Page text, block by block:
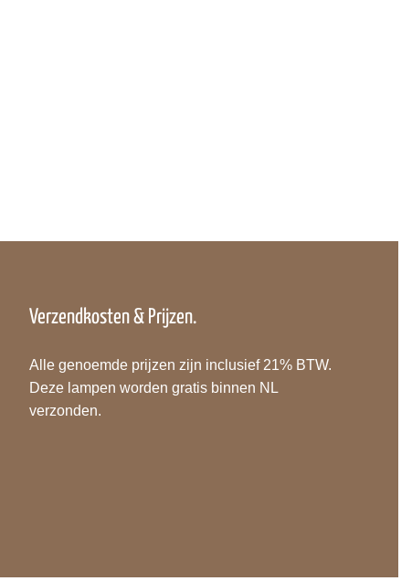
Verzendkosten & Prijzen.
Alle genoemde prijzen zijn inclusief 21% BTW.
Deze lampen worden gratis binnen NL
verzonden.